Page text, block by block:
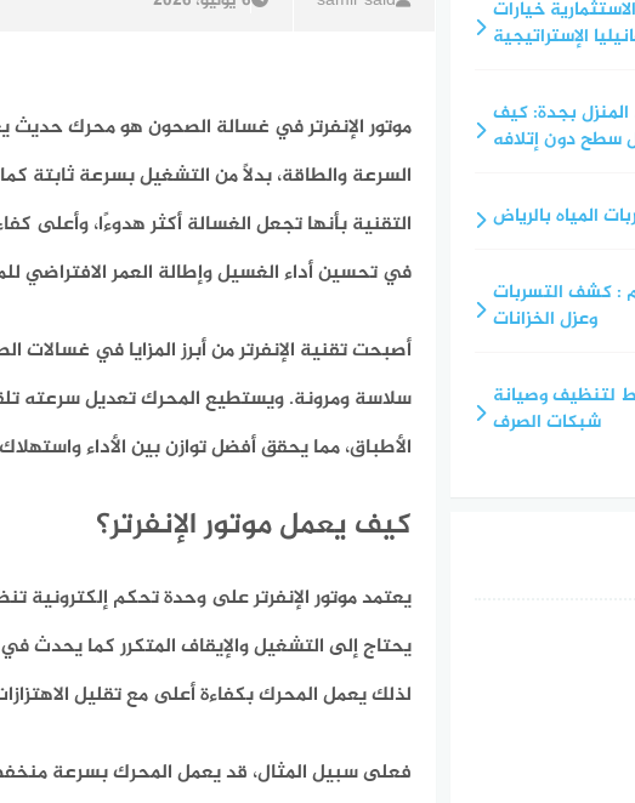
موتور الإنفرتر في غسالة الصحون هو محرك حديث
السرعة والطاقة، بدلاً من التشغيل بسرعة ثابتة
التقنية بأنها تجعل الغسالة أكثر هدوءًا، وأعلى
في تحسين أداء الغسيل وإطالة العمر الافتراضي
أصبحت تقنية الإنفرتر من أبرز المزايا في غسالات
سلاسة ومرونة. ويستطيع المحرك تعديل سرعته
الأطباق، مما يحقق أفضل توازن بين الأداء
كيف يعمل موتور الإنفرتر؟
يعتمد موتور الإنفرتر على وحدة تحكم إلكترونية
يحتاج إلى التشغيل والإيقاف المتكرر كما يحدث
لذلك يعمل المحرك بكفاءة أعلى مع تقليل
فعلى سبيل المثال، قد يعمل المحرك بسرعة
خيارات
الإستراتيجية
بجدة: كيف
دون إتلافه
المياه بالرياض
: كشف التسربات
وعزل الخزانات
لتنظيف وصيانة
شبكات الصرف